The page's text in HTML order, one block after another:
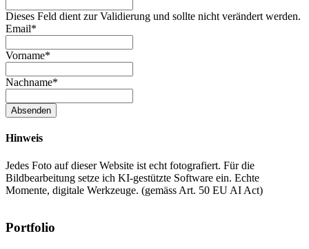
Dieses Feld dient zur Validierung und sollte nicht verändert werden.
Email*
Vorname*
Nachname*
Absenden
Hinweis
Jedes Foto auf dieser Website ist echt fotografiert. Für die
Bildbearbeitung setze ich KI-gestützte Software ein. Echte
Momente, digitale Werkzeuge. (gemäss Art. 50 EU AI Act)
Portfolio